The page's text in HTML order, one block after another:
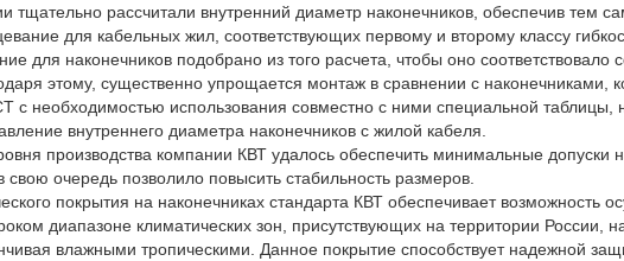
тщательно рассчитали внутренний диаметр наконечников, обеспечив тем
для кабельных жил, соответствующих первому и второму классу
для наконечников подобрано из того расчета, чтобы оно соответствовало
этому, существенно упрощается монтаж в сравнении с наконечниками,
с необходимостью использования совместно с ними специальной таблицы,
внутреннего диаметра наконечников с жилой кабеля.
производства компании КВТ удалось обеспечить минимальные допуски
свою очередь позволило повысить стабильность размеров.
покрытия на наконечниках стандарта КВТ обеспечивает возможность
диапазоне климатических зон, присутствующих на территории России,
влажными тропическими. Данное покрытие способствует надежной